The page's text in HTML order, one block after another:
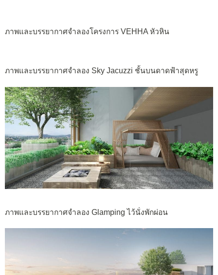
ภาพและบรรยากาศจำลองโครงการ VEHHA หัวหิน
ภาพและบรรยากาศจำลอง Sky Jacuzzi ชั้นบนดาดฟ้าสุดหรู
ภาพและบรรยากาศจำลอง Glamping ไว้นั่งพักผ่อน